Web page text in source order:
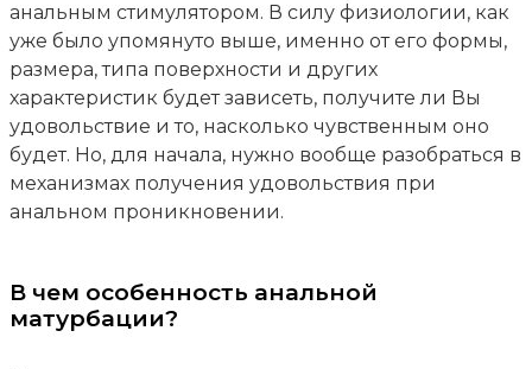
анальным стимулятором. В силу физиологии, как
уже было упомянуто выше, именно от его формы,
размера, типа поверхности и других
характеристик будет зависеть, получите ли Вы
удовольствие и то, насколько чувственным оно
будет. Но, для начала, нужно вообще разобраться в
механизмах получения удовольствия при
анальном проникновении.
В чем особенность анальной
матурбации?